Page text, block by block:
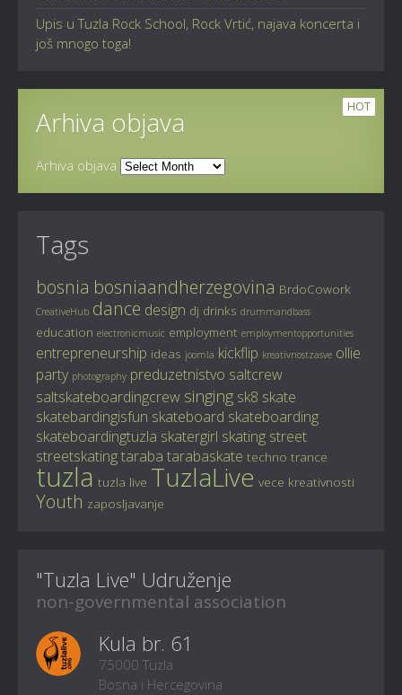
Upis u Tuzla Rock School, Rock Vrtić, najava koncerta i
još mnogo toga!
HOT
Arhiva objava
Arhiva objava
Tags
bosnia bosniaandherzegovina BrdoCowork
CreativeHub dance design dj drinks drummandbass
education electronicmusic employment employmentopportunities
entrepreneurship ideas joomla kickflip kreativnostzasve ollie
party photography preduzetnistvo saltcrew
saltskateboardingcrew singing sk8 skate
skatebardingisfun skateboard skateboarding
skateboardingtuzla skatergirl skating street
streetskatingtaraba tarabaskate techno trance
tuzla tuzla live TuzlaLive vece kreativnosti
Youth zaposljavanje
"Tuzla Live" Udruženje
non-governmental association
Kula br. 61
75000 Tuzla
Bosna i Hercegovina